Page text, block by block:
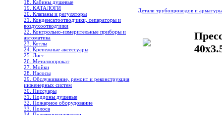
18. Кабины душевые
19. КАТАЛОГИ
20. Клапаны и регуляторы
21. Конденсатоотводчики, сепараторы и
воздухоотводчики
22. Контрольно-измерительные приборы и
автоматика
23. Котлы
24. Крепежные аксессуары
25. Лист
26. Металлопрокат
27. Мойки
28. Насосы
29. Обслуживание, ремонт и реконструкция
инженерных систем
30. Писсуары
31. Поддоны душевые
32. Пожарное оборудование
33. Полоса
Детали трубопроводов и